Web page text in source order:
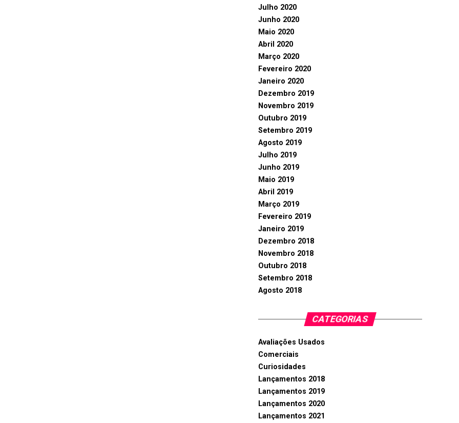
Julho 2020
Junho 2020
Maio 2020
Abril 2020
Março 2020
Fevereiro 2020
Janeiro 2020
Dezembro 2019
Novembro 2019
Outubro 2019
Setembro 2019
Agosto 2019
Julho 2019
Junho 2019
Maio 2019
Abril 2019
Março 2019
Fevereiro 2019
Janeiro 2019
Dezembro 2018
Novembro 2018
Outubro 2018
Setembro 2018
Agosto 2018
CATEGORIAS
Avaliações Usados
Comerciais
Curiosidades
Lançamentos 2018
Lançamentos 2019
Lançamentos 2020
Lançamentos 2021